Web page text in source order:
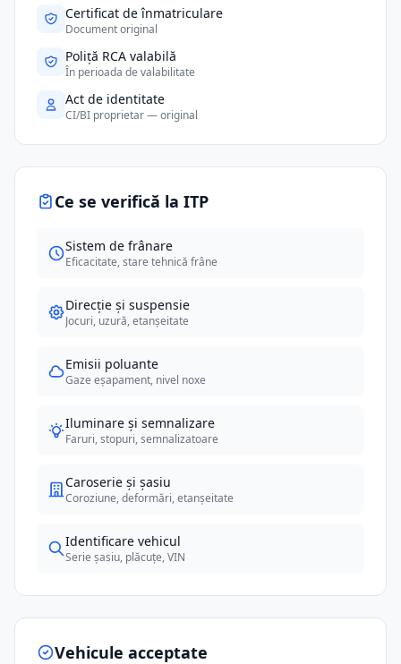
Certificat de înmatriculare
Document original
Poliță RCA valabilă
În perioada de valabilitate
Act de identitate
CI/BI proprietar — original
Ce se verifică la ITP
Sistem de frânare
Eficacitate, stare tehnică frâne
Direcție și suspensie
Jocuri, uzură, etanșeitate
Emisii poluante
Gaze eșapament, nivel noxe
Iluminare și semnalizare
Faruri, stopuri, semnalizatoare
Caroserie și șasiu
Coroziune, deformări, etanșeitate
Identificare vehicul
Serie șasiu, plăcuțe, VIN
Vehicule acceptate